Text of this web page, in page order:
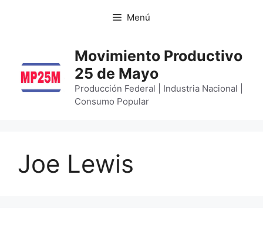
Menú
Movimiento Productivo
25 de Mayo
Producción Federal | Industria Nacional |
Consumo Popular
Joe Lewis